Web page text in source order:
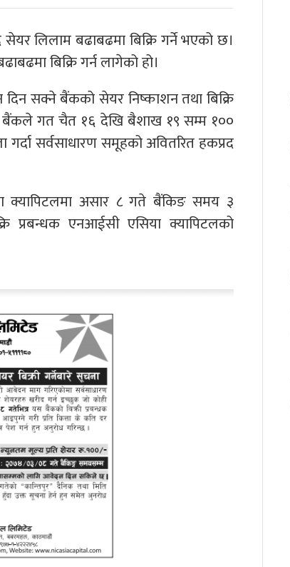
लिलाम बढाबढमा बिक्रि गर्ने भएको छ।
बिक्रि गर्न लागेको हो।
सक्ने बैंकको सेयर निष्काशन तथा बिक्रि
बैंकले गत चैत १६ देखि बैशाख १९ सम्म १००
गर्दा सर्वसाधारण समूहको अवितरित हकप्रद
क्यापिटलमा असार ८ गते बैंकिङ समय ३
प्रबन्धक एनआईसी एसिया क्यापिटलको